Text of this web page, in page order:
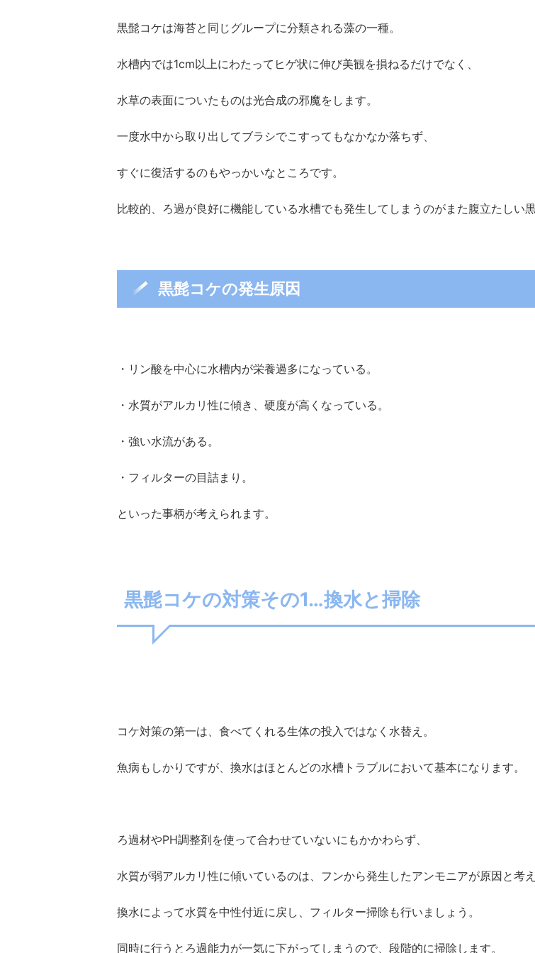
黒髭コケは海苔と同じグループに分類される藻の一種。
水槽内では1cm以上にわたってヒゲ状に伸び美観を損ねるだけでなく、
水草の表面についたものは光合成の邪魔をします。
一度水中から取り出してブラシでこすってもなかなか落ちず、
すぐに復活するのもやっかいなところです。
比較的、ろ過が良好に機能している水槽でも発生してしまうのがまた腹立たしい黒
黒髭コケの発生原因
・リン酸を中心に水槽内が栄養過多になっている。
・水質がアルカリ性に傾き、硬度が高くなっている。
・強い水流がある。
・フィルターの目詰まり。
といった事柄が考えられます。
黒髭コケの対策その1…換水と掃除
コケ対策の第一は、食べてくれる生体の投入ではなく水替え。
魚病もしかりですが、換水はほとんどの水槽トラブルにおいて基本になります。
ろ過材やPH調整剤を使って合わせていないにもかかわらず、
水質が弱アルカリ性に傾いているのは、フンから発生したアンモニアが原因と考え
換水によって水質を中性付近に戻し、フィルター掃除も行いましょう。
同時に行うとろ過能力が一気に下がってしまうので、段階的に掃除します。